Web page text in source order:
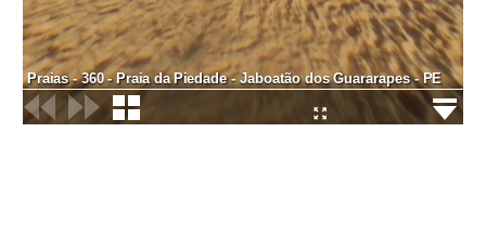
Praias - 360 - Praia da Piedade - Jaboatão dos Guararapes - PE